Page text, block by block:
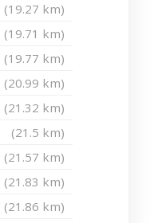
(19.27 km)
(19.71 km)
(19.77 km)
(20.99 km)
(21.32 km)
(21.5 km)
(21.57 km)
(21.83 km)
(21.86 km)